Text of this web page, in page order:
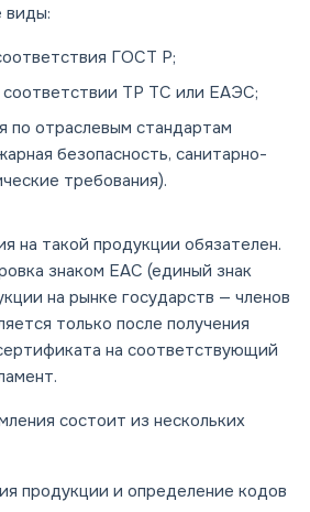
виды:
ГОСТ Р;
ТР ТС или ЕАЭС;
по отраслевым стандартам
безопасность, санитарно-
требования).
на такой продукции обязателен.
знаком ЕАС (единый знак
на рынке государств — членов
только после получения
на соответствующий
состоит из нескольких
продукции и определение кодов